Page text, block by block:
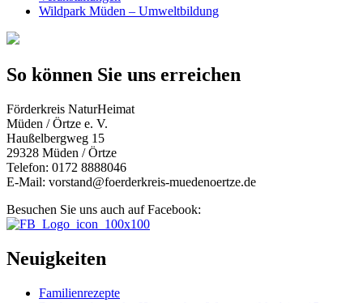
Wildpark Müden – Umweltbildung
So können Sie uns erreichen
Förderkreis NaturHeimat
Müden / Örtze e. V.
Haußelbergweg 15
29328 Müden / Örtze
Telefon: 0172 8888046
E-Mail: vorstand@foerderkreis-muedenoertze.de
Besuchen Sie uns auch auf Facebook:
Neuigkeiten
Familienrezepte